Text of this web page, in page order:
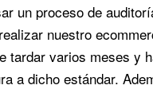
un proceso de
nuestro
tardar varios meses y
a dicho estándar.